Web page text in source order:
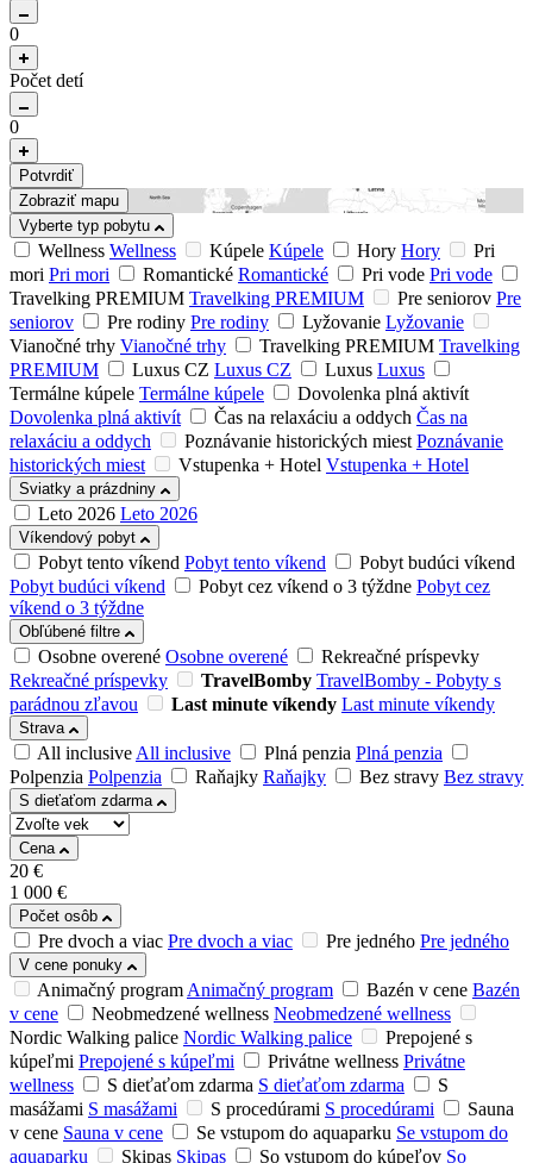
0
Počet detí
0
Potvrdiť
Zobraziť mapu
Vyberte typ pobytu
Wellness Wellness Kúpele Kúpele Hory Hory
Pri
mori Pri mori Romantické Romantické Pri vode Pri vode
Travelking PREMIUM Travelking PREMIUM Pre seniorov Pre
seniorov
Pre rodiny Pre rodiny Lyžovanie Lyžovanie
Vianočné trhy Vianočné trhy Travelking PREMIUM Travelking
PREMIUM
Luxus CZ Luxus CZ Luxus Luxus
Termálne kúpele Termálne kúpele
Dovolenka plná aktivít
Dovolenka plná aktivít
Čas na relaxáciu a oddych Čas na
relaxáciu a oddych
Poznávanie historických miest Poznávanie
historických miest
Vstupenka + Hotel Vstupenka + Hotel
Sviatky a prázdniny
Leto 2026 Leto 2026
Víkendový pobyt
Pobyt tento víkend Pobyt tento víkend
Pobyt budúci víkend
Pobyt budúci víkend
Pobyt cez víkend o 3 týždne Pobyt cez
víkend o 3 týždne
Obľúbené filtre
Osobne overené Osobne overené
Rekreačné príspevky
Rekreačné príspevky
TravelBomby TravelBomby - Pobyty s
parádnou zľavou
Last minute víkendy Last minute víkendy
Strava
All inclusiveAll inclusive Plná penzia Plná penzia
Polpenzia Polpenzia Raňajky Raňajky Bez stravy Bez stravy
S dieťaťom zdarma
Cena
20 €
1 000 €
Počet osôb
Pre dvoch a viac Pre dvoch a viac Pre jedného Pre jedného
V cene ponuky
Animačný programAnimačný program Bazén v cene Bazén
v cene
Neobmedzené wellness Neobmedzené wellness
Nordic Walking palice Nordic Walking palice
Prepojené s
kúpeľmi Prepojené s kúpeľmi Privátne wellness Privátne
wellness
S dieťaťom zdarma S dieťaťom zdarma
S
masážami S masážami S procedúrami S procedúrami
Sauna
v cene Sauna v cene Se vstupom do aquaparku Se vstupom do
aquaparku
Skipas Skipas So vstupom do kúpeľov So